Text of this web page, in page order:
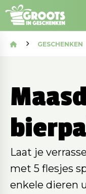
GESCHENKEN
Laat je
met 5 flesjes
enkele dieren